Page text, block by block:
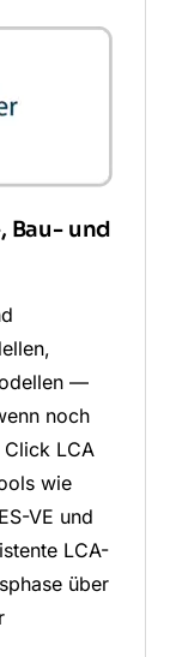
Bau- und
—
noch
LCA
wie
VE und
LCA-
über